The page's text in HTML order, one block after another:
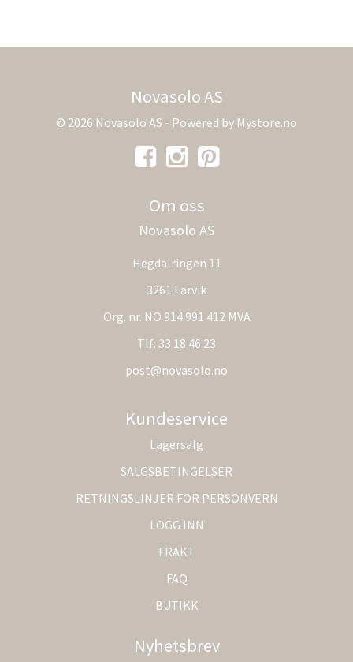
Novasolo AS
© 2026 Novasolo AS - Powered by Mystore.no
Om oss
Novasolo AS
Hegdalringen 11
3261 Larvik
Org. nr. NO 914 991 412 MVA
Tlf: 33 18 46 23
post@novasolo.no
Kundeservice
Lagersalg
SALGSBETINGELSER
RETNINGSLINJER FOR PERSONVERN
LOGG INN
FRAKT
FAQ
BUTIKK
Nyhetsbrev